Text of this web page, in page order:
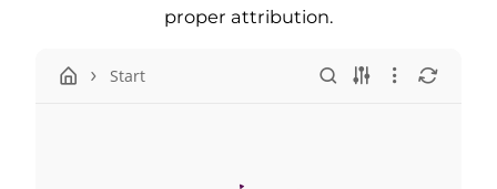
proper attribution.
Start